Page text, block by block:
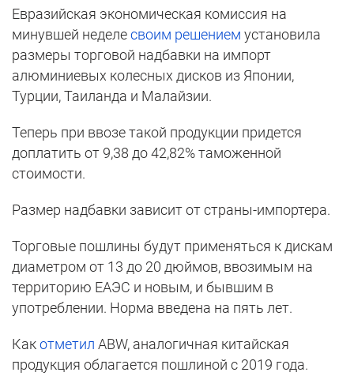
Евразийская экономическая комиссия на
минувшей неделесвоим решением установила
размеры торговой надбавки на импорт
алюминиевых колесных дисков из Японии,
Турции, Таиланда и Малайзии.
Теперь при ввозе такой продукции придется
доплатить от 9,38 до 42,82% таможенной
стоимости.
Размер надбавки зависит от страны-импортера.
Торговые пошлины будут применяться к дискам
диаметром от 13 до 20 дюймов, ввозимым на
территорию ЕАЭС и новым, и бывшим в
употреблении. Норма введена на пять лет.
Какотметил ABW, аналогичная китайская
продукция облагается пошлиной с 2019 года.